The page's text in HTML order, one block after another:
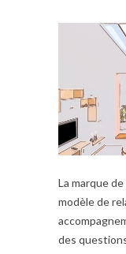
La marque
modèle de
des